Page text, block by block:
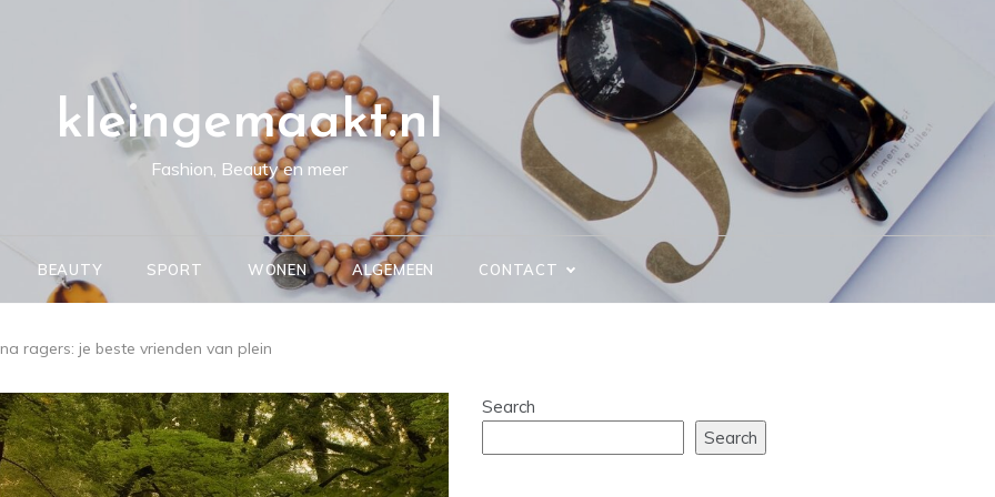
kleingemaakt.nl
Fashion, Beauty en meer
BEAUTY SPORT WONEN ALGEMEEN CONTACT
ragers: je beste vrienden van plein
Search
Search